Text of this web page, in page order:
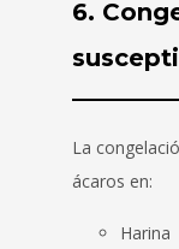
6.
La
ácaros en:
Harina